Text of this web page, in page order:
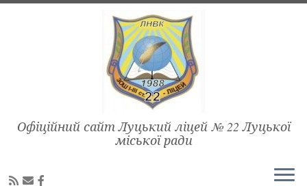
: Undefined variable $show_stats in
/home/lnvk22/lnvk22.com.ua/www/wp-
content/plugins/stats/stats.phpon line1384
Офіційний сайт Луцький ліцей № 22 Луцької
міської ради